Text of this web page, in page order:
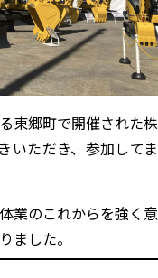
東郷町で開催された株
いただき、参加してま
業のこれからを強く意
ました。